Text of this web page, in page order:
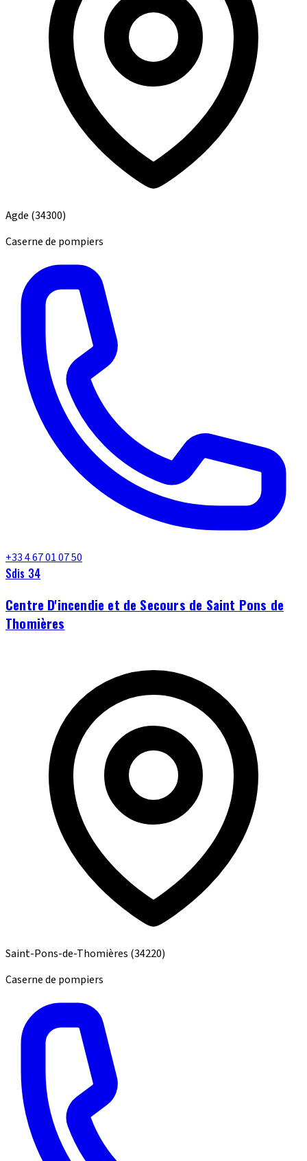
Agde (34300)
Caserne de pompiers
+33 4 67 01 07 50
Sdis 34
Centre D'incendie et de Secours de Saint Pons de
Thomières
Saint-Pons-de-Thomières (34220)
Caserne de pompiers